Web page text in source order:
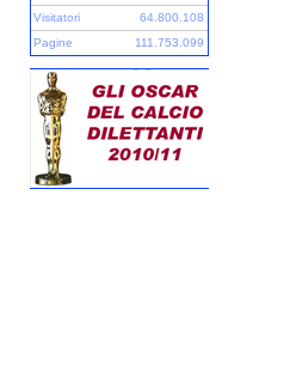
Visitatori
64.800.108
Pagine
111.753.099